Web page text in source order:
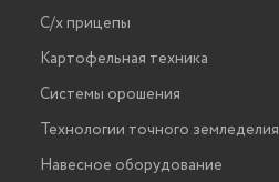
С/х прицепы
Картофельная техника
Системы орошения
Технологии точного земледелия
Навесное оборудование